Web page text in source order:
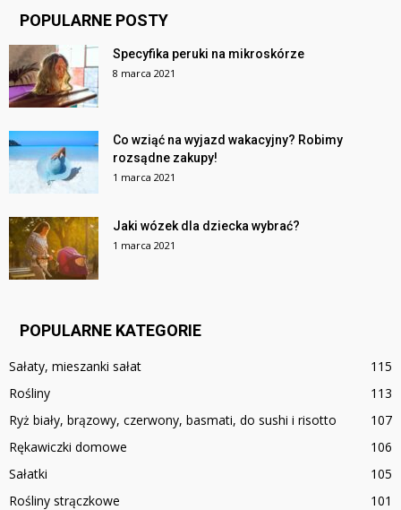
POPULARNE POSTY
Specyfika peruki na mikroskórze
8 marca 2021
Co wziąć na wyjazd wakacyjny? Robimy
rozsądne zakupy!
1 marca 2021
Jaki wózek dla dziecka wybrać?
1 marca 2021
POPULARNE KATEGORIE
Sałaty, mieszanki sałat
115
Rośliny
113
Ryż biały, brązowy, czerwony, basmati, do sushi i risotto
107
Rękawiczki domowe
106
Sałatki
105
Rośliny strączkowe
101